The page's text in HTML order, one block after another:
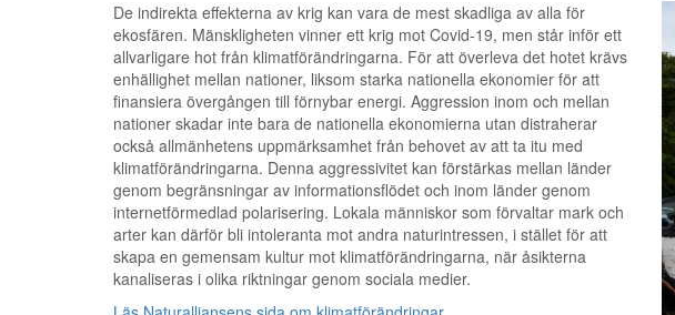
De indirekta effekterna av krig kan vara de mest skadliga av alla för
ekosfären. Mänskligheten vinner ett krig mot Covid-19, men står inför ett
allvarligare hot från klimatförändringarna. För att överleva det hotet krävs
enhällighet mellan nationer, liksom starka nationella ekonomier för att
finansiera övergången till förnybar energi. Aggression inom och mellan
nationer skadar inte bara de nationella ekonomierna utan distraherar
också allmänhetens uppmärksamhet från behovet av att ta itu med
klimatförändringarna. Denna aggressivitet kan förstärkas mellan länder
genom begränsningar av informationsflödet och inom länder genom
internetförmedlad polarisering. Lokala människor som förvaltar mark och
arter kan därför bli intoleranta mot andra naturintressen, i stället för att
skapa en gemensam kultur mot klimatförändringarna, när åsikterna
kanaliseras i olika riktningar genom sociala medier.